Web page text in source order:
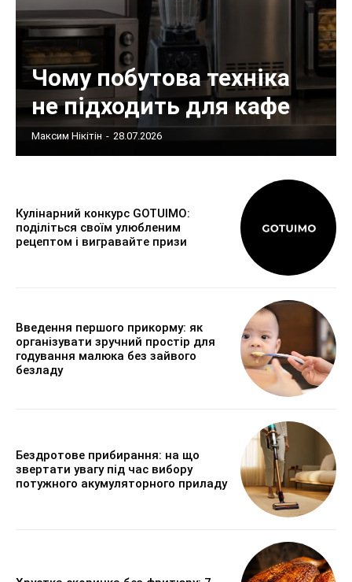
Чому побутова техніка
не підходить для кафе
Максим Нікітін - 28.07.2026
Кулінарний конкурс GOTUIMO:
поділіться своїм улюбленим
рецептом і вигравайте призи
Введення першого прикорму: як
організувати зручний простір для
годування малюка без зайвого
безладу
Бездротове прибирання: на що
звертати увагу під час вибору
потужного акумуляторного приладу